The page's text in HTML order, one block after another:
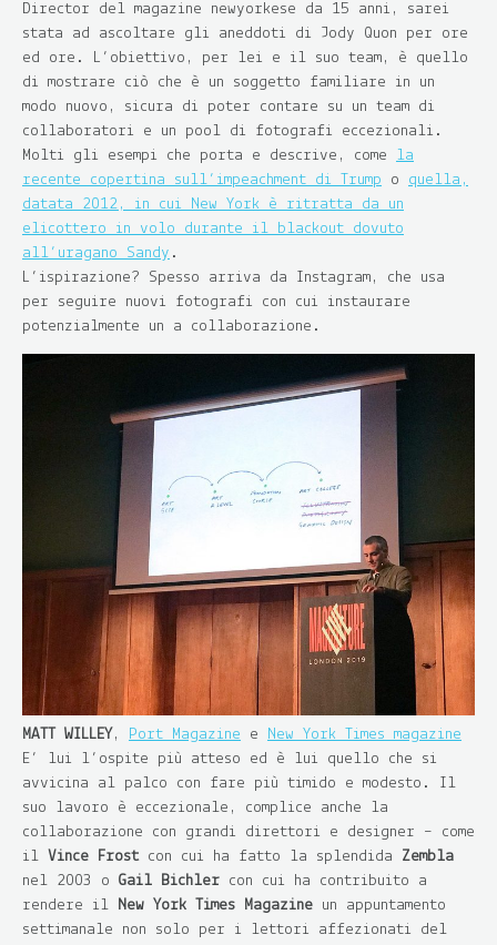
Director del magazine newyorkese da 15 anni, sarei
stata ad ascoltare gli aneddoti di Jody Quon per ore
ed ore. L’obiettivo, per lei e il suo team, è quello
di mostrare ciò che è un soggetto familiare in un
modo nuovo, sicura di poter contare su un team di
collaboratori e un pool di fotografi eccezionali.
Molti gli esempi che porta e descrive, come la
recente copertina sull’impeachment di Trump o quella,
datata 2012, in cui New York è ritratta da un
elicottero in volo durante il blackout dovuto
all’uragano Sandy .
L’ispirazione? Spesso arriva da Instagram, che usa
per seguire nuovi fotografi con cui instaurare
potenzialmente un a collaborazione.
MATT WILLEY , Port Magazine e New York Times magazine
E’ lui l’ospite più atteso ed è lui quello che si
avvicina al palco con fare più timido e modesto. Il
suo lavoro è eccezionale, complice anche la
collaborazione con grandi direttori e designer – come
il Vince Frostcon cui ha fatto la splendida Zembla
nel 2003 o Gail Bichler con cui ha contribuito a
rendere il New York Times Magazine un appuntamento
settimanale non solo per i lettori affezionati del